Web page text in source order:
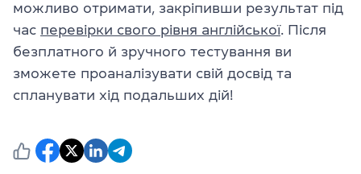
можливо отримати, закріпивши результат під
час перевірки свого рівня англійської. Після
безплатного й зручного тестування ви
зможете проаналізувати свій досвід та
спланувати хід подальших дій!